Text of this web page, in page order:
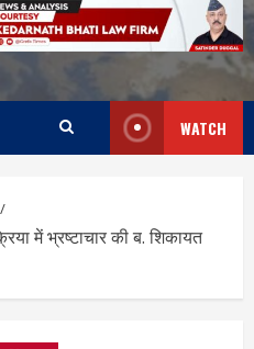
WATCH
में भ्रष्टाचार की ब. शिकायत